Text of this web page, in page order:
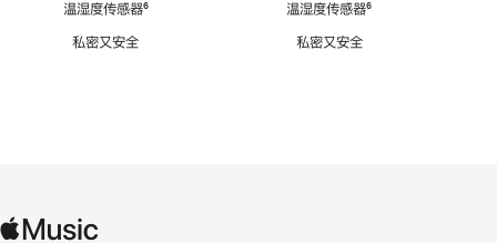
温湿度传感器脚
⁶
私密又安全
温湿度传感器脚
⁶
私密又安全